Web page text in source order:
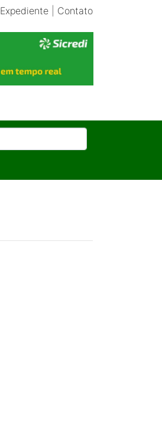
Expediente| Contato